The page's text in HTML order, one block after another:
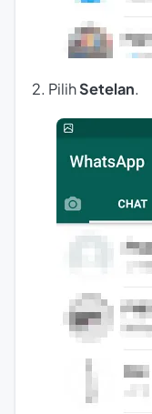
2. PilihSetelan.